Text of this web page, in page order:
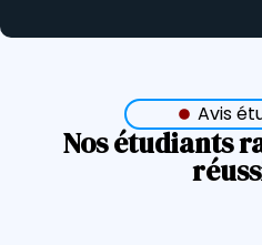
Avis
Nos étudiants